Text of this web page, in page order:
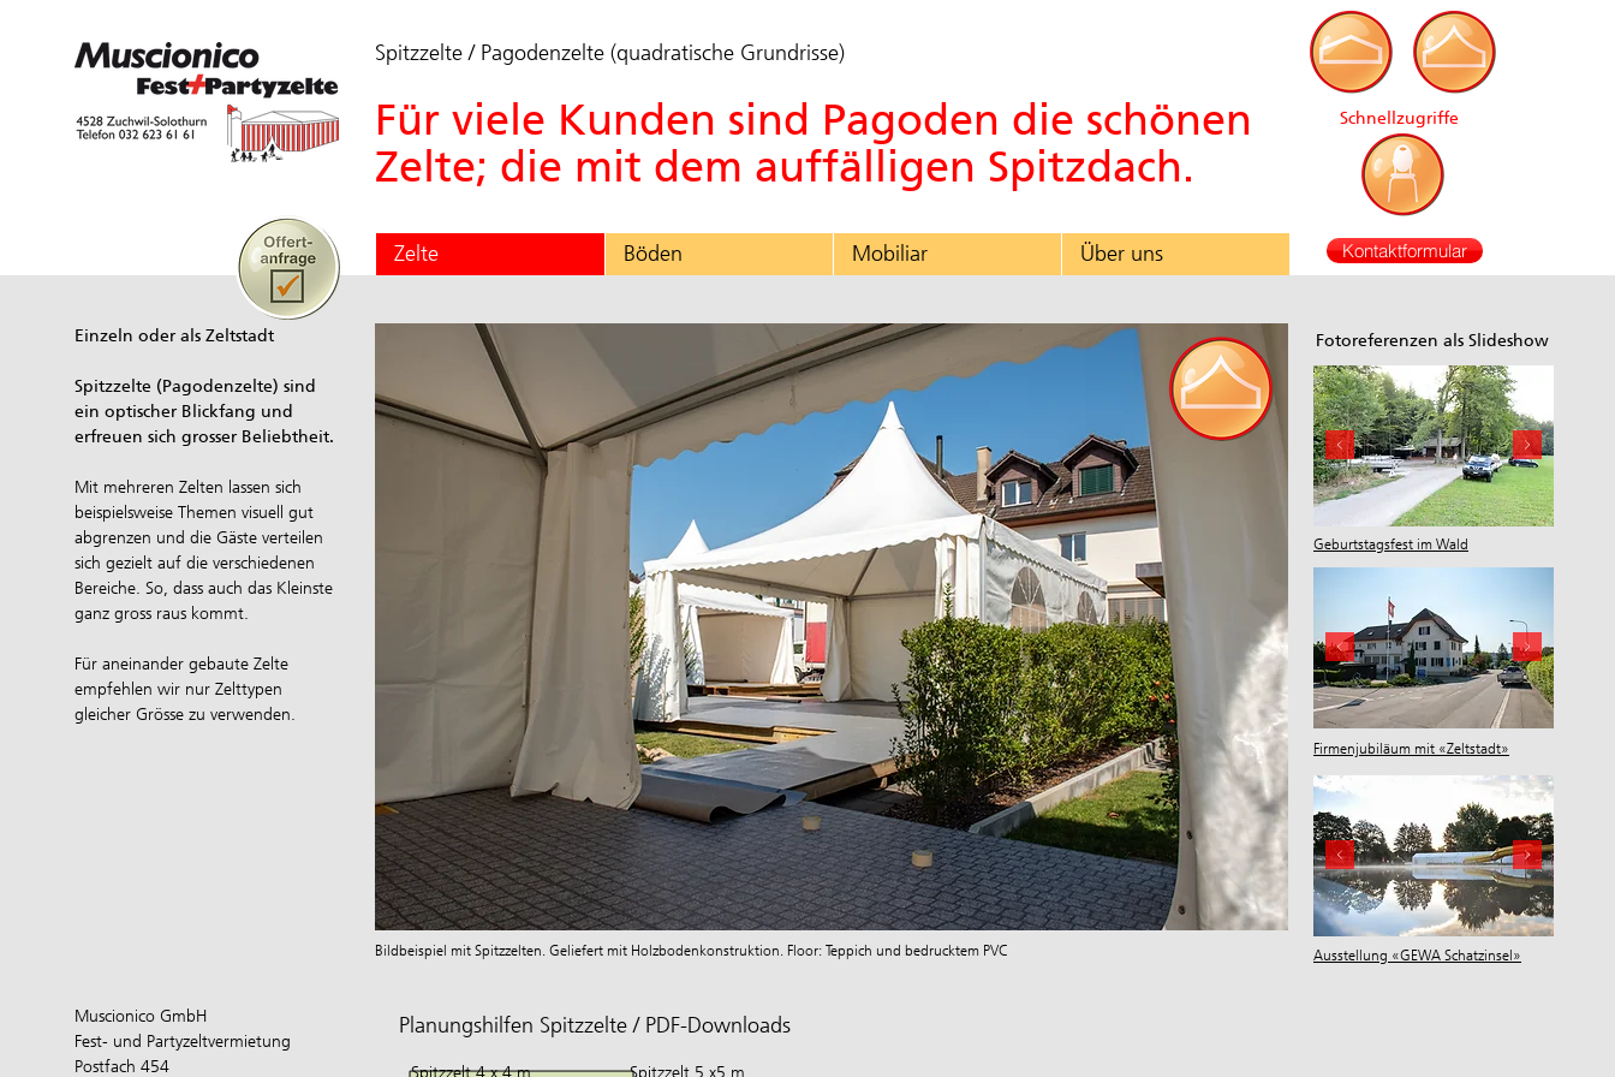
Schnellzugriffe
Zelte Böden Mobiliar Über uns Kontaktformular
Spitzzelte / Pagodenzelte (quadratische Grundrisse)
Für viele Kunden sind Pagoden die schönen
Zelte; die mit dem auffälligen Spitzdach.
Einzeln oder als Zeltstadt
Spitzzelte (Pagodenzelte) sind
ein optischer Blickfang und
erfreuen sich grosser Beliebtheit.
Mit mehreren Zelten lassen sich
beispielsweise Themen visuell gut
abgrenzen und die Gäste verteilen
sich gezielt auf die verschiedenen
Bereiche. So, dass auch das Kleinste
ganz gross raus kommt.
Für aneinander gebaute Zelte
empfehlen wir nur Zelttypen
gleicher Grösse zu verwenden.
Bildbeispiel mit Spitzzelten. Geliefert mit Holzbodenkonstruktion. Floor: Teppich und bedrucktem PVC
Planungshilfen Spitzzelte / PDF-Downloads
Spitzzelt 4 x 4 m Spitzzelt 5 x5 m
Ausstellung «GEWA Schatzinsel»
​Muscionico GmbH
Fest- und Partyzeltvermietung
Postfach 454
Firmenjubiläum mit «Zeltstadt»
Geburtstagsfest im Wald
Fotoreferenzen als Slideshow